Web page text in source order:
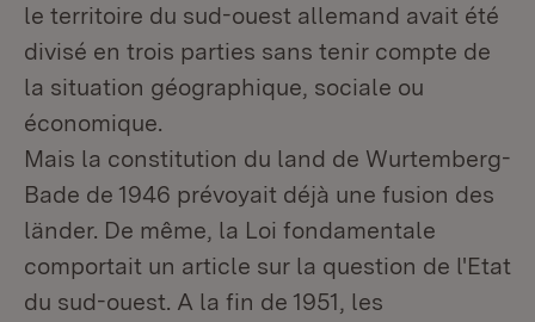
le territoire du sud-ouest allemand avait été
divisé en trois parties sans tenir compte de
la situation géographique, sociale ou
économique.
Mais la constitution du land de Wurtemberg-
Bade de 1946 prévoyait déjà une fusion des
länder. De même, la Loi fondamentale
comportait un article sur la question de l'Etat
du sud-ouest. A la fin de 1951, les